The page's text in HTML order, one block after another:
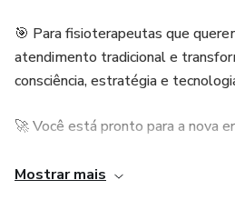
🎯 Para fisioterapeutas que
atendimento tradicional e
consciência, estratégia e
🚀 Você está pronto para a nova
A inteligência artificial já é uma
Mostrar mais